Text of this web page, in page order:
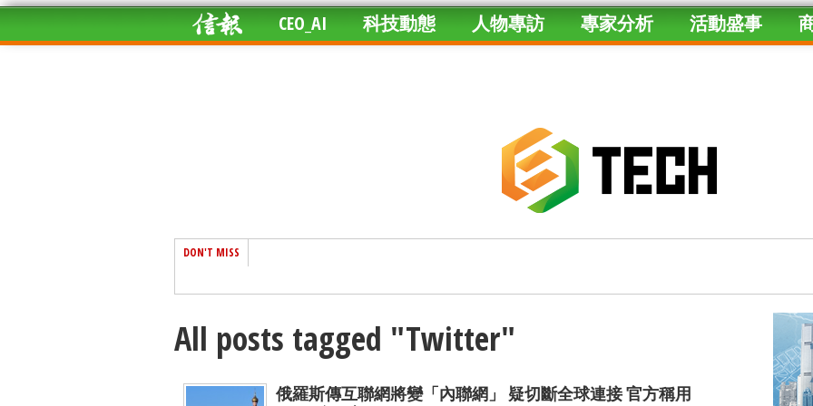
CEO_AI 科技動態 人物專訪 專家分析 活動盛事
DON'T MISS
All posts tagged "Twitter"
俄羅斯傳互聯網將變「內聯網」 疑切斷全球連接 官方稱用